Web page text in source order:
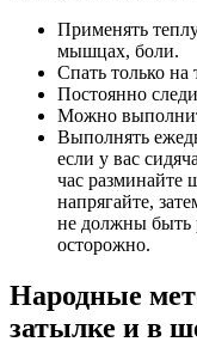
Применять
мышцах, боли.
Спать только
Постоянно
Можно
Выполнять
если у вас
час
напрягайте,
не должны быть
осторожно.
Народные
затылке и в